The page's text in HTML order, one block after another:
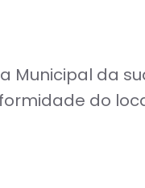
Municipal da
do